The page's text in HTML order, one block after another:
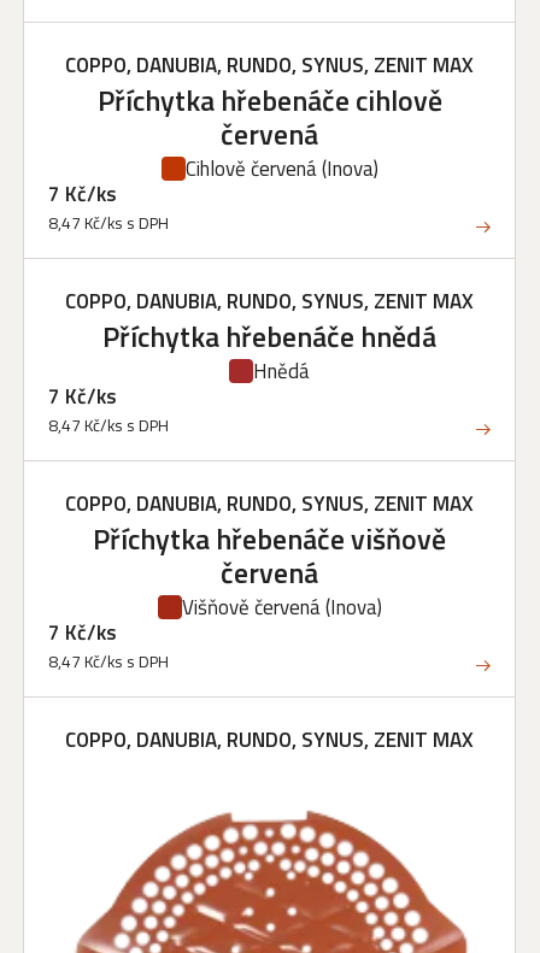
COPPO, DANUBIA, RUNDO, SYNUS, ZENIT MAX
Příchytka hřebenáče cihlově
červená
Cihlově červená(Inova)
7 Kč/ks
8,47 Kč/ks s DPH
COPPO, DANUBIA, RUNDO, SYNUS, ZENIT MAX
Příchytka hřebenáče hnědá
Hnědá
7 Kč/ks
8,47 Kč/ks s DPH
COPPO, DANUBIA, RUNDO, SYNUS, ZENIT MAX
Příchytka hřebenáče višňově
červená
Višňově červená(Inova)
7 Kč/ks
8,47 Kč/ks s DPH
COPPO, DANUBIA, RUNDO, SYNUS, ZENIT MAX